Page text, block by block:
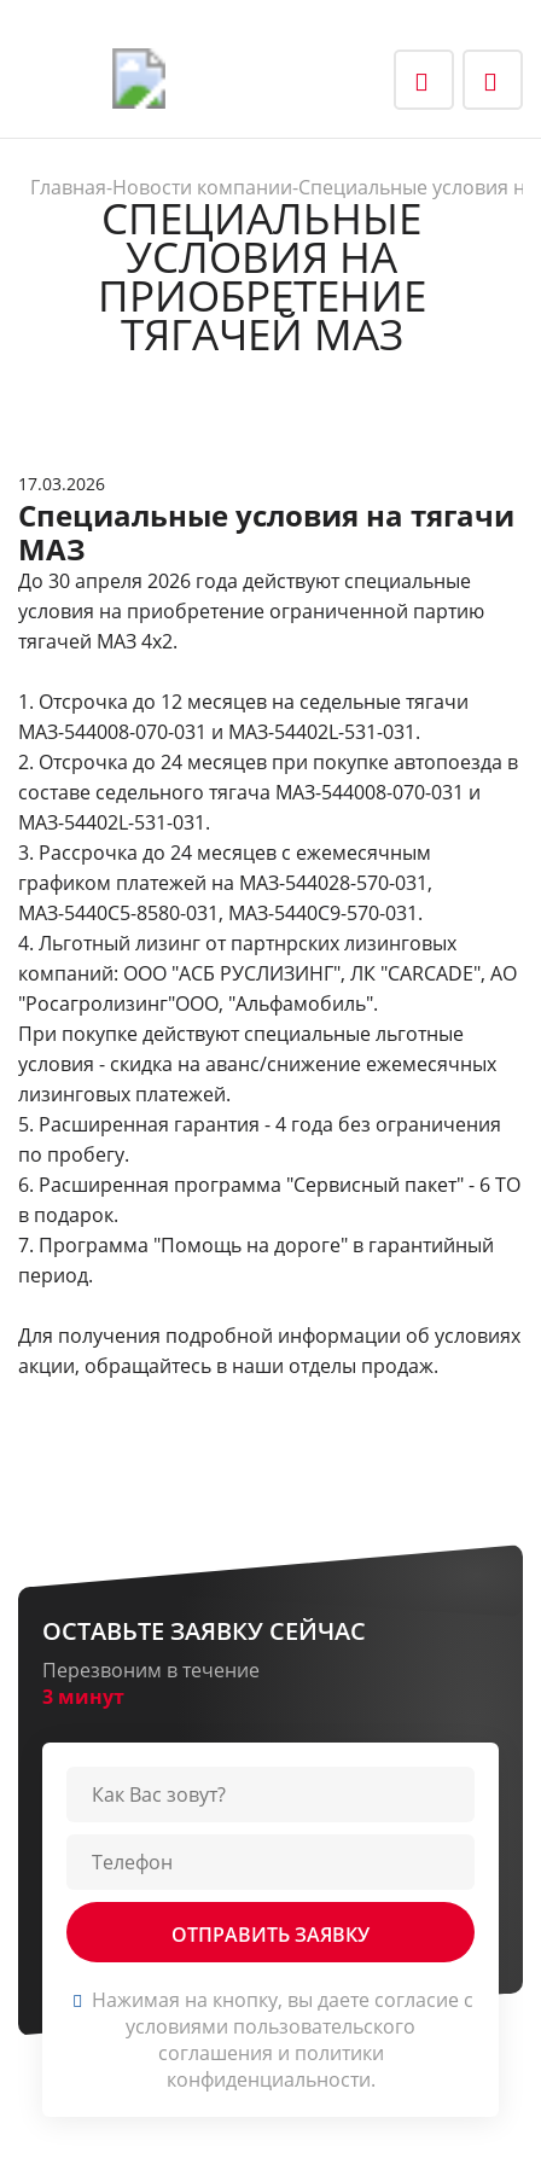
Главная-Новости компании-Специальные условия
СПЕЦИАЛЬНЫЕ
УСЛОВИЯ НА
ПРИОБРЕТЕНИЕ
ТЯГАЧЕЙ МАЗ
17.03.2026
Специальные условия на тягачи
МАЗ
До 30 апреля 2026 года действуют специальные
условия на приобретение ограниченной партию
тягачей МАЗ 4х2.
1. Отсрочка до 12 месяцев на седельные тягачи
МАЗ-544008-070-031 и МАЗ-54402L-531-031.
2. Отсрочка до 24 месяцев при покупке автопоезда в
составе седельного тягача МАЗ-544008-070-031 и
МАЗ-54402L-531-031.
3. Рассрочка до 24 месяцев с ежемесячным
графиком платежей на МАЗ-544028-570-031,
МАЗ-5440C5-8580-031, МАЗ-5440C9-570-031.
4. Льготный лизинг от партнрских лизинговых
компаний: ООО "АСБ РУСЛИЗИНГ", ЛК "CARCADE", АО
"Росагролизинг"ООО, "Альфамобиль".
При покупке действуют специальные льготные
условия - скидка на аванс/снижение ежемесячных
лизинговых платежей.
5. Расширенная гарантия - 4 года без ограничения
по пробегу.
6. Расширенная программа "Сервисный пакет" - 6 ТО
в подарок.
7. Программа "Помощь на дороге" в гарантийный
период.
Для получения подробной информации об условиях
акции, обращайтесь в наши отделы продаж.
ОСТАВЬТЕ ЗАЯВКУ СЕЙЧАС
Перезвоним в течение
3 минут
Нажимая на кнопку, вы даете согласие c
условиями пользовательского
соглашения и политики
конфиденциальности.